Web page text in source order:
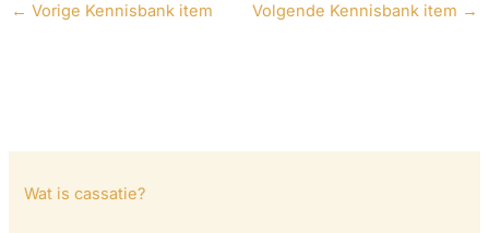
Wat is cassatie?
← Vorige Kennisbank item Volgende Kennisbank item →